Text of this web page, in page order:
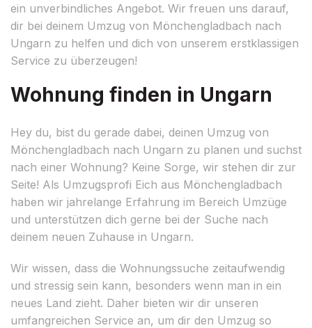
ein unverbindliches Angebot. Wir freuen uns darauf,
dir bei deinem Umzug von Mönchengladbach nach
Ungarn zu helfen und dich von unserem erstklassigen
Service zu überzeugen!
Wohnung finden in Ungarn
Hey du, bist du gerade dabei, deinen Umzug von
Mönchengladbach nach Ungarn zu planen und suchst
nach einer Wohnung? Keine Sorge, wir stehen dir zur
Seite! Als Umzugsprofi Eich aus Mönchengladbach
haben wir jahrelange Erfahrung im Bereich Umzüge
und unterstützen dich gerne bei der Suche nach
deinem neuen Zuhause in Ungarn.
Wir wissen, dass die Wohnungssuche zeitaufwendig
und stressig sein kann, besonders wenn man in ein
neues Land zieht. Daher bieten wir dir unseren
umfangreichen Service an, um dir den Umzug so